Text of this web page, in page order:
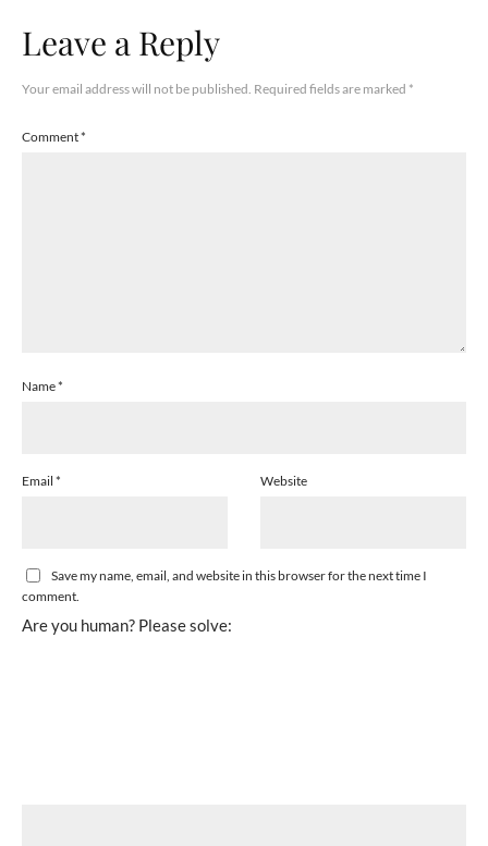
Leave a Reply
Your email address will not be published. Required fields are marked *
Comment*
Name*
Email * Website
Save my name, email, and website in this browser for the next time I
comment.
Are you human? Please solve: